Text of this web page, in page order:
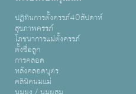
ปฏิทินการตั้งครรภ์40สัปดาห์
สุขภาพครรภ์
โภชนาการแม่ตั้งครรภ์
ตั้งชื่อลูก
การคลอด
หลังคลอดบุตร
คลินิคนมแม่